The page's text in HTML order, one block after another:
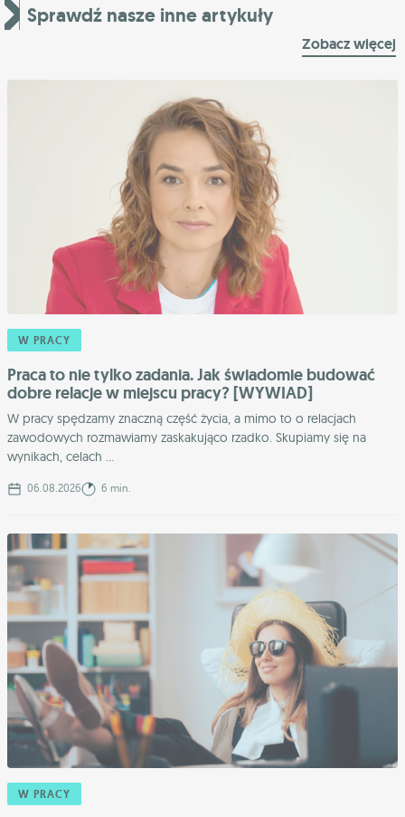
Sprawdź nasze inne artykuły
Zobacz więcej
W PRACY
Praca to nie tylko zadania. Jak świadomie budować
dobre relacje w miejscu pracy? [WYWIAD]
W pracy spędzamy znaczną część życia, a mimo to o relacjach
zawodowych rozmawiamy zaskakująco rzadko. Skupiamy się na
wynikach, celach ...
06.08.2026 6 min.
W PRACY